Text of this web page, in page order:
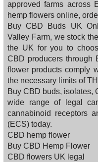
approved farms across
hemp flowers online,
Buy CBD Buds UK
Valley Farm, we stock
the UK for you to
CBD producers through
flower products comply
the necessary limits of
Buy CBD buds, isolates,
wide range of legal
cannabinoid receptors
(ECS) today.
CBD hemp flower
Buy CBD Hemp Flower
CBD flowers UK legal